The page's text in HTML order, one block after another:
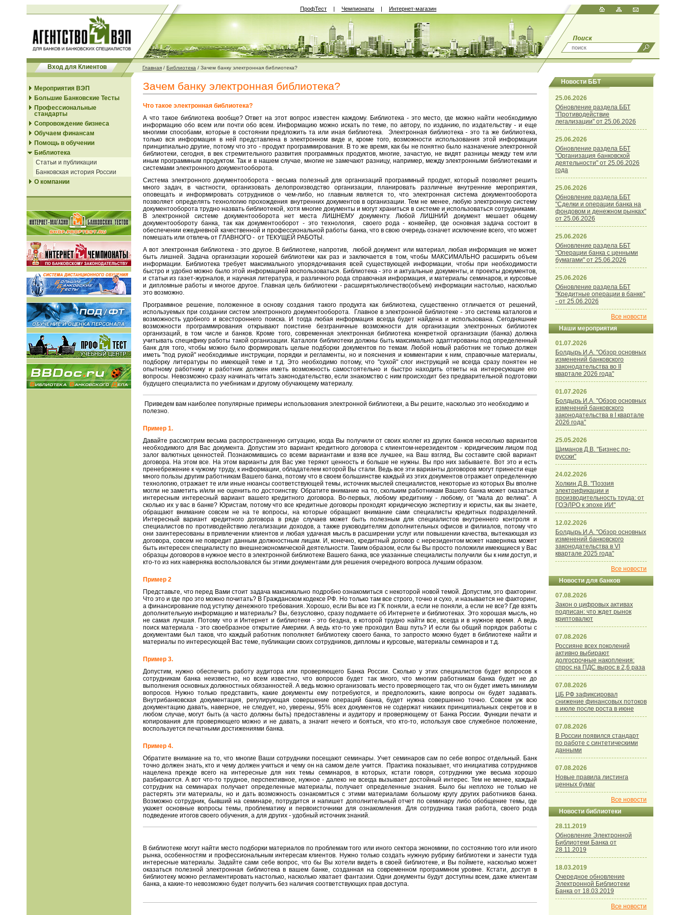
ПрофТест | Чемпионаты | Интернет-магазин
Вход для Клиентов Главная / Библиотека / Зачем банку электронная библиотека?
Мероприятия ВЭП
Большие Банковские Тесты
Профессиональные
стандарты
Сопровождение бизнеса
Обучаем финансам
Помощь в обучении
Библиотека
Статьи и публикации
Банковская история России
О компании
Зачем банку электронная библиотека?
Что такое электронная библиотека?
А что такое библиотека вообще? Ответ на этот вопрос известен каждому. Библиотека - это место, где можно найти необходимую
информацию обо всем или почти обо всем. Информацию можно искать по теме, по автору, по изданию, по издательству - и еще
многими способами, которые в состоянии предложить та или иная библиотека. Электронная библиотека - это та же библиотека,
только вся информация в ней представлена в электронном виде и, кроме того, возможности использования этой информации
принципиально другие, потому что это - продукт программирования. В то же время, как бы не понятно было назначение электронной
библиотеки, сегодня, в век стремительного развития программных продуктов, многие, зачастую, не видят разницы между тем или
иным программным продуктом. Так и в нашем случае, многие не замечают разницу, например, между электронными библиотеками и
системами электронного документооборота.
Система электронного документооборота - весьма полезный для организаций программный продукт, который позволяет решить
много задач, в частности, организовать делопроизводство организации, планировать различные внутренние мероприятия,
оповещать и информировать сотрудников о чем-либо, но главным является то, что электронная система документооборота
позволяет определять технологию прохождения внутренних документов в организации. Тем не менее, любую электронную систему
документооборота трудно назвать библиотекой, хотя многие документы и могут храниться в системе и использоваться сотрудниками.
В электронной системе документооборота нет места ЛИШНЕМУ документу. Любой ЛИШНИЙ документ мешает общему
документообороту банка, так как документооборот - это технология, своего рода - конвейер, где основная задача состоит в
обеспечении ежедневной качественной и профессиональной работы банка, что в свою очередь означет исключение всего, что может
помешать или отвлечь от ГЛАВНОГО - от ТЕКУЩЕЙ РАБОТЫ.
А вот электронная библиотека - это другое. В библиотеке, напротив, любой документ или материал, любая информация не может
быть лишней. Задача организации хорошей библиотеки как раз и заключается в том, чтобы МАКСИМАЛЬНО расширить объем
информации. Библиотека требует максимального упорядочивания всей существующей информации, чтобы при необходимости
быстро и удобно можно было этой информацией воспользоваться. Библиотека - это и актуальные документы, и проекты документов,
и статьи из газет-журналов, и научная литература, и различного рода справочная информация, и материалы семинаров, и курсовые
и дипломные работы и многое другое. Главная цель библиотеки - расширятьколичество(объем) информации настолько, насколько
это возможно.
Программное решение, положенное в основу создания такого продукта как библиотека, существенно отличается от решений,
используемых при создании систем электронного документооборота. Главное в электронной библиотеке - это система каталогов и
возможность удобного и всестороннего поиска. И тогда любая информация всегда будет найдена и использована. Сегодняшние
возможности программирования открывают поистине безграничные возможности для организации электронных библиотек
организаций, в том числе и банков. Кроме того, современная электронная библиотека конкретной организации (банка) должна
учитывать специфику работы такой организации. Каталоги библиотеки должны быть максимально адаптированы под определенный
банк для того, чтобы можно было формировать целые подборки документов по темам. Любой новый работник не только должен
иметь "под рукой" необходимые инструкции, порядки и регламенты, но и пояснения и комментарии к ним, справочные материалы,
подборку литературы по имеющей теме и т.д. Это необходимо потому, что "сухой" слог инструкций не всегда сразу понятен не
опытному работнику и работник должен иметь возможность самостоятельно и быстро находить ответы на интересующие его
вопросы. Невозможно сразу начинать читать законодательство, если знакомство с ним происходит без предварительной подготовки
будущего специалиста по учебникам и другому обучающему материалу.
Приведем вам наиболее популярные примеры использования электронной библиотеки, а Вы решите, насколько это необходимо и
полезно.
Пример 1.
Давайте рассмотрим весьма распространенную ситуацию, когда Вы получили от своих коллег из других банков несколько вариантов
необходимого для Вас документа. Допустим это вариант кредитного договора с клиентом-нерезидентом - юридическим лицом под
залог валютных ценностей. Познакомившись со всеми вариантами и взяв все лучшее, на Ваш взгляд, Вы составите свой вариант
договора. На этом все. На этом варианты для Вас уже теряют ценность и больше не нужны. Вы про них забываете. Вот это и есть
пренебрежение к чужому труду, к информации, обладателем которой Вы стали. Ведь все эти варианты договоров могут принести еще
много пользы другим работникам Вашего банка, потому что в своем большинстве каждый из этих документов отражает определенную
технологию, отражает те или иные нюансы соответствующей темы, источник мыслей специалистов, некоторые из которых Вы вполне
могли не заметить и/или не оценить по достоинству. Обратите внимание на то, скольким работникам Вашего банка может оказаться
интересным интересный вариант вашего кредитного договора. Во-первых, любому кредитнику - любому, от "мала до велика". А
сколько их у вас в банке? Юристам, потому что все кредитные договоры проходят юридическую экспертизу и юристы, как вы знаете,
обращают внимание совсем не на те вопросы, на которые обращают внимание сами специалисты кредитных подразделений.
Интересный вариант кредитного договора в ряде случаев может быть полезным для специалистов внутреннего контроля и
специалистов по противодействию легализации доходов, а также руководителям дополнительных офисов и филиалов, потому что
они заинтересованы в привлечении клиентов и любая удачная мысль в расширении услуг или повышении качества, вытекающая из
договора, совсем не повредит данным должностным лицам. И, конечно, кредитный договор с нерезидентом может наверняка может
быть интересен специалисту по внешнеэкономической деятельности. Таким образом, если бы Вы просто положили имеющиеся у Вас
образцы договоров в нужное место в электронной библиотеке Вашего банка, все указанные специалисты получили бы к ним доступ, и
кто-то из них наверняка воспользовался бы этими документами для решения очередного вопроса лучшим образом.
Пример 2
Представьте, что перед Вами стоит задача максимально подробно ознакомиться с некоторой новой темой. Допустим, это факторинг.
Что это и где про это можно почитать? В Гражданском кодексе РФ. Но только там все строго, точно и сухо, и называется не факторинг,
а финансирование под уступку денежного требования. Хорошо, если Вы все из ГК поняли, а если не поняли, а если не все? Где взять
дополнительную информацию и материалы? Вы, безусловно, сразу подумаете об Интернете и библиотеках. Это хорошая мысль, но
не самая лучшая. Потому что и Интернет и библиотеки - это бездна, в которой трудно найти все, всегда и в нужное время. А ведь
поиск материала - это своебразное открытие Америки. А ведь кто-то уже проходил Ваш путь? И если бы общий порядок работы с
документами был таков, что каждый работник пополняет библиотеку своего банка, то запросто можно будет в библиотеке найти и
материалы по интересующей Вас теме, публикации своих сотрудников, дипломы и курсовые, материалы семинаров и т.д.
Пример 3.
Допустим, нужно обеспечить работу аудитора или проверяющего Банка России. Сколько у этих специалистов будет вопросов к
сотрудникам банка неизвестно, но всем известно, что вопросов будет так много, что многим работникам банка будет не до
выполнения основных должностных обязанностей. А ведь можно организовать место проверяющего так, что он будет иметь минимум
вопросов. Нужно только представить, какие документы ему потребуются, и предположить, какие вопросы он будет задавать.
Внутрибанковская документация, регулирующая совершение операций банка, будет нужна совершенно точно. Совсем уж всю
документацию давать, наверное, не следует, но, уверены, 95% всех документов не содержат никаких принципиальных секретов и в
любом случае, могут быть (а часто должны быть) предоставлены и аудитору и проверяющему от Банка России. Функции печати и
копирования для проверяющего можно и не давать, а значит нечего и бояться, что кто-то, используя свое служебное положение,
воспользуется печатными достижениями банка.
Пример 4.
Обратите внимание на то, что многие Ваши сотрудники посещают семинары. Учет семинаров сам по себе вопрос отдельный. Банк
точно должен знать, кто и чему должен учиться и чему он на самом деле учится. Практика показывает, что инициатива сотрудников
нацелена прежде всего на интересные для них темы семинаров, в которых, кстати говоря, сотрудники уже весьма хорошо
разбираются. А вот что-то трудное, перспективное, нужное - далеко не всегда вызывает достойный интерес. Тем не менее, каждый
сотрудник на семинарах получает определенные материалы, получает определенные знания. Было бы неплохо не только не
растерять эти материалы, но и дать возможность ознакомиться с этими материалами большому кругу других работников банка.
Возможно сотрудник, бывший на семинаре, потрудится и напишет дополнительный отчет по семинару либо обобщение темы, где
укажет основные вопросы темы, проблематику и первоисточники для ознакомления. Для сотрудника такая работа, своего рода
подведение итогов своего обучения, а для других - удобный источник знаний.
В библиотеке могут найти место подборки материалов по проблемам того или иного сектора экономики, по состоянию того или иного
рынка, особенностям и профессиональным интересам клиентов. Нужно только создать нужную рубрику библиотеки и занести туда
интересные материалы. Задайте сами себе вопрос, что бы Вы хотели видеть в своей библиотеке, и Вы поймете, насколько может
оказаться полезной электронная библиотека в вашем банке, созданная на современном программном уровне. Кстати, доступ в
библиотеку можно регламентировать настолько, насколько хватает фантазии. Одни документы будут доступны всем, даже клиентам
банка, а какие-то невозможно будет получить без наличия соответствующих прав доступа.
Новости ББТ
25.06.2026
Обновление раздела ББТ
"Противодействие
легализации" от 25.06.2026
25.06.2026
Обновление раздела ББТ
"Организация банковской
деятельности" от 25.06.2026
года
25.06.2026
Обновление раздела ББТ
"Сделки и операции банка на
фондовом и денежном рынках"
от 25.06.2026
25.06.2026
Обновление раздела ББТ
"Операции банка с ценными
бумагами" от 25.06.2026
25.06.2026
Обновление раздела ББТ
"Кредитные операции в банке"
- от 25.06.2026
Все новости
Наши мероприятия
01.07.2026
Болдырь И.А. "Обзор основных
изменений банковского
законодательства во II
квартале 2026 года"
01.07.2026
Болдырь И.А. "Обзор основных
изменений банковского
законодательства в I квартале
2026 года"
25.05.2026
Шиманов Д.В. "Бизнес по-
русски"
24.02.2026
Холкин Д.В. "Поэзия
электрификации и
производительность труда: от
ГОЭЛРО к эпохе ИИ"
12.02.2026
Болдырь И.А. "Обзор основных
изменений банковского
законодательства в VI
квартале 2025 года"
Все новости
Новости для банков
07.08.2026
Закон о цифровых активах
подписан: что ждет рынок
криптовалют
07.08.2026
Россияне всех поколений
активно выбирают
долгосрочные накопления:
спрос на ПДС вырос в 2,6 раза
07.08.2026
ЦБ РФ зафиксировал
снижение финансовых потоков
в июле после роста в июне
07.08.2026
В России появился стандарт
по работе с синтетическими
данными
07.08.2026
Новые правила листинга
ценных бумаг
Все новости
Новости библиотеки
28.11.2019
Обновление Электронной
Библиотеки Банка от
28.11.2019
18.03.2019
Очередное обновление
Электронной Библиотеки
Банка от 18.03.2019
Все новости